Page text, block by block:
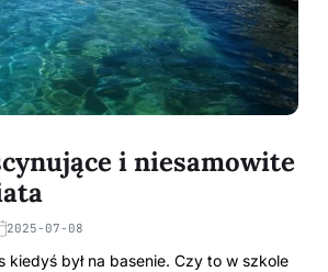
i niesamowite
2025-07-08
kiedyś był na basenie. Czy to w szkole